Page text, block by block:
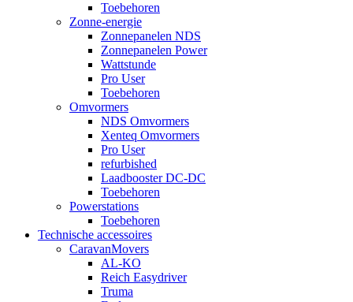
Toebehoren
Zonne-energie
Zonnepanelen NDS
Zonnepanelen Power
Wattstunde
Pro User
Toebehoren
Omvormers
NDS Omvormers
Xenteq Omvormers
Pro User
refurbished
Laadbooster DC-DC
Toebehoren
Powerstations
Toebehoren
Technische accessoires
CaravanMovers
AL-KO
Reich Easydriver
Truma